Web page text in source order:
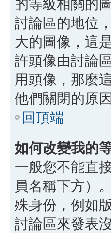
的等級相關的
討論區的地位
大的圖像，這
許頭像由討論
用頭像，那麼
他們關閉的原因
回頂端
如何改變我的
一般您不能直
員名稱下方）
殊身份，例如
討論區來發表